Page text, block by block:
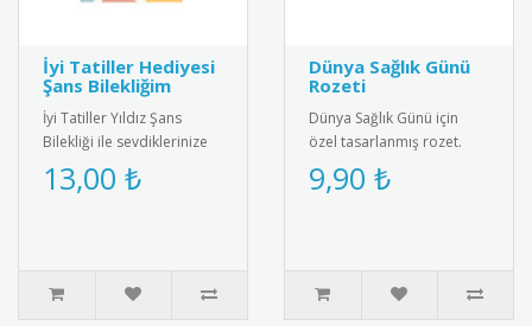
İyi Tatiller Hediyesi
Şans Bilekliğim
İyi Tatiller Yıldız Şans
Bilekliği ile sevdiklerinize
özel bir hediye verin! Tatil
ruhunu yansıtan ş..
13,00 ₺
Dünya Sağlık Günü
Rozeti
Dünya Sağlık Günü için
özel tasarlanmış rozet.
Sağlıklı yaşam bilincini
yaymak için ideal
9,90 ₺